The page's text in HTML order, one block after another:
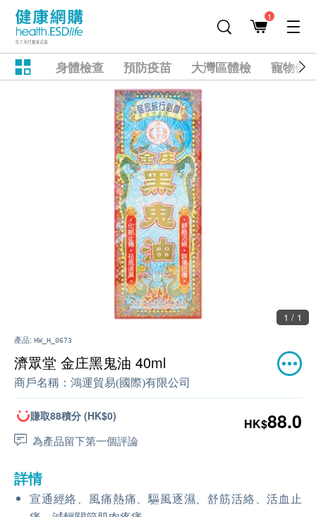
1
身體檢查 預防疫苗 大灣區體檢 寵物健
1 / 1
產品: HW_H_0673
濟眾堂 金庄黑鬼油 40ml
商戶名稱： 鴻運貿易(國際)有限公司
賺取88積分 (HK$0)
為產品留下第一個評論
HK$88.0
詳情
宣通經絡、風痛熱痛、驅風逐濕、舒筋活絡、活血止